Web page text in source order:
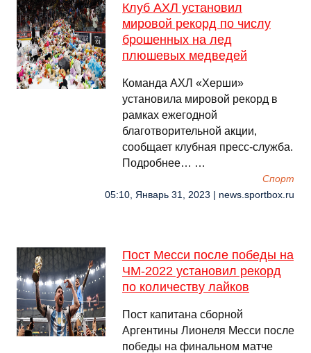
Клуб АХЛ установил
мировой рекорд по числу
брошенных на лед
плюшевых медведей
Команда АХЛ «Херши»
установила мировой рекорд в
рамках ежегодной
благотворительной акции,
сообщает клубная пресс‑служба.
Подробнее… …
Спорт
05:10, Январь 31, 2023 | news.sportbox.ru
Пост Месси после победы на
ЧМ-2022 установил рекорд
по количеству лайков
Пост капитана сборной
Аргентины Лионеля Месси после
победы на финальном матче